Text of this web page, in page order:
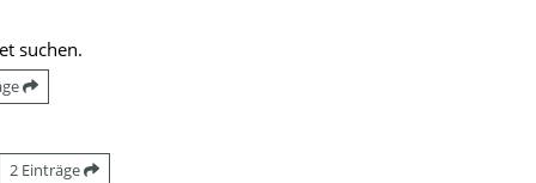
suchen.
2 Einträge